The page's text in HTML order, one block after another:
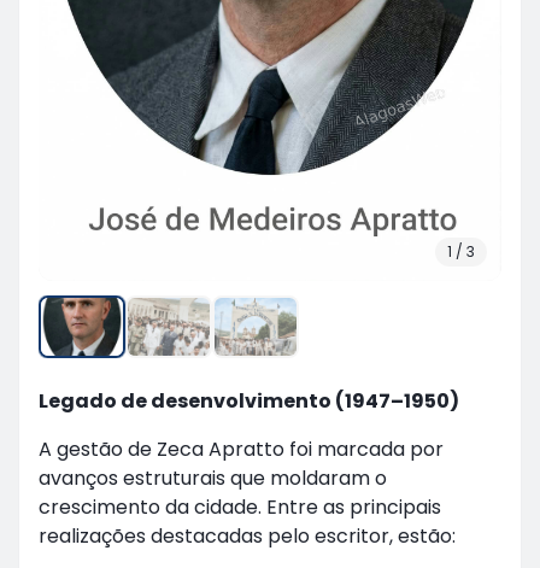
1 / 3
Legado de desenvolvimento (1947–1950)
A gestão de Zeca Apratto foi marcada por
avanços estruturais que moldaram o
crescimento da cidade. Entre as principais
realizações destacadas pelo escritor, estão: